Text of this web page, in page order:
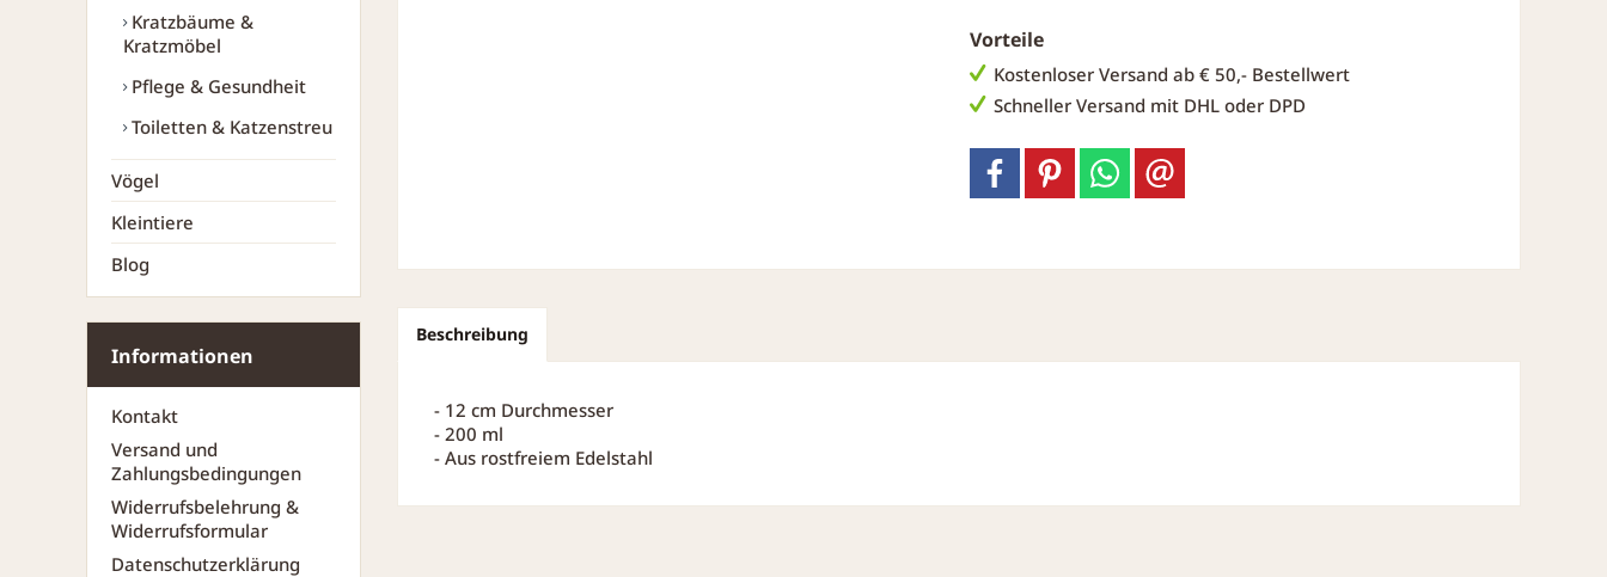
Kratzbäume &
Kratzmöbel
Pflege & Gesundheit
Toiletten & Katzenstreu
Vögel
Kleintiere
Blog
Informationen
Kontakt
Versand und
Zahlungsbedingungen
Widerrufsbelehrung &
Widerrufsformular
Datenschutzerklärung
Vorteile
Kostenloser Versand ab € 50,- Bestellwert
Schneller Versand mit DHL oder DPD
Beschreibung
- 12 cm Durchmesser
- 200 ml
- Aus rostfreiem Edelstahl